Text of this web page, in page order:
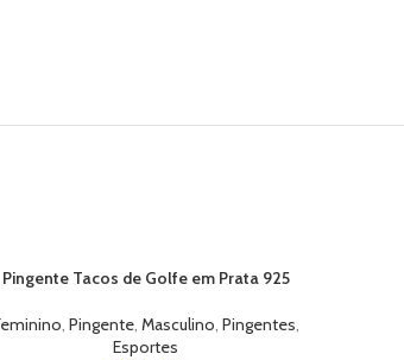
AO CARRINHO
Pingente Tacos de Golfe em Prata 925
, Pingente, Masculino, Pingentes,
Esportes